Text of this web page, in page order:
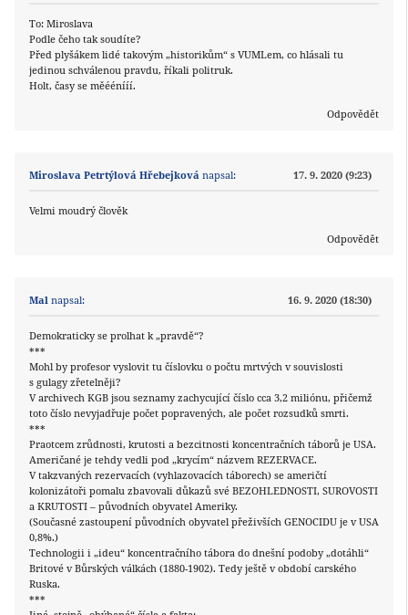
To: Miroslava
Podle čeho tak soudíte?
Před plyšákem lidé takovým „historikům“ s VUMLem, co hlásali tu
jedinou schválenou pravdu, říkali politruk.
Holt, časy se měéénííí.
Odpovědět
Miroslava Petrtýlová Hřebejková napsal: 17. 9. 2020 (9:23)
Velmi moudrý člověk
Odpovědět
Mal napsal: 16. 9. 2020 (18:30)
Demokraticky se prolhat k „pravdě“?
***
Mohl by profesor vyslovit tu číslovku o počtu mrtvých v souvislosti
s gulagy zřetelněji?
V archivech KGB jsou seznamy zachycující číslo cca 3,2 miliónu, přičemž
toto číslo nevyjadřuje počet popravených, ale počet rozsudků smrti.
***
Praotcem zrůdnosti, krutosti a bezcitnosti koncentračních táborů je USA.
Američané je tehdy vedli pod „krycím“ názvem REZERVACE.
V takzvaných rezervacích (vyhlazovacích táborech) se američtí
kolonizátoři pomalu zbavovali důkazů své BEZOHLEDNOSTI, SUROVOSTI
a KRUTOSTI – původních obyvatel Ameriky.
(Současné zastoupení původních obyvatel přeživších GENOCIDU je v USA
0,8%.)
Technologii i „ideu“ koncentračního tábora do dnešní podoby „dotáhli“
Britové v Bůrských válkách (1880-1902). Tedy ještě v období carského
Ruska.
***